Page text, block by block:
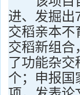
进、发掘出
交稻亲本不
交稻新组合
了功能杂交
个；申报国